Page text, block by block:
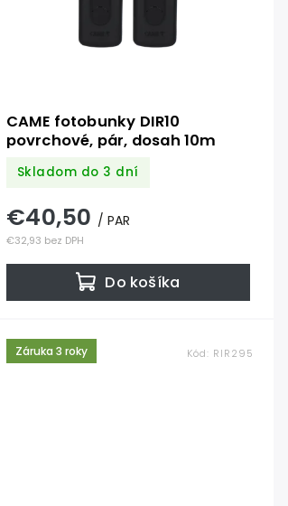
CAME fotobunky DIR10
povrchové, pár, dosah 10m
Skladom do 3 dní
€32,93 bez DPH
€40,50/ PAR
Do košíka
Záruka 3 roky Kód: RIR295